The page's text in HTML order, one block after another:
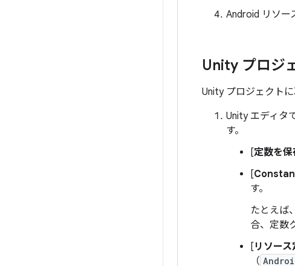
Android リソー
Unity プロジ
Unity プロジェクト
Unity エディタで
す。
[定数を保
[
す。
たとえば
合、定数
[ リソー
（